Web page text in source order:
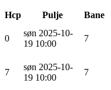
Hcp Pulje Bane
0
søn 2025-10-
19 10:00
7
7
søn 2025-10-
19 10:00
7